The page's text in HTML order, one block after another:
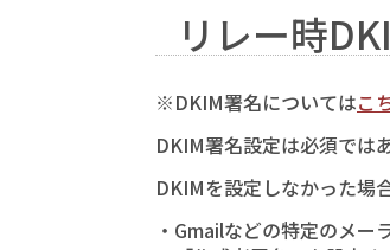
リレー時
※DKIM署名についてはこ
DKIM署名設定は必須では
DKIMを設定しなかった場
・Gmailなどの特定のメ